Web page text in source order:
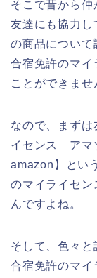
そこで昔から
友達にも協力し
の商品について
合宿免許のマイ
ことができませ
なので、まずは
イセンス アマ
amazon】とい
のマイライセン
んですよね。
そして、色々
合宿免許のマイ